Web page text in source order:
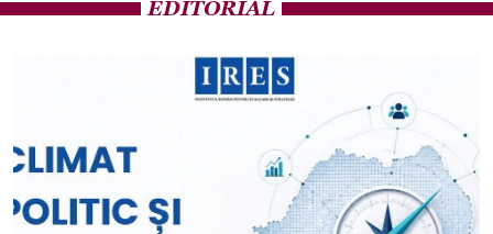
EDITORIAL